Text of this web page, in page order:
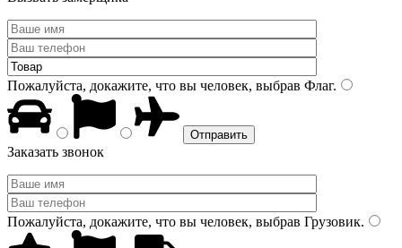
Пожалуйста, докажите, что вы человек, выбрав Флаг.
Заказать звонок
Пожалуйста, докажите, что вы человек, выбрав Грузовик.